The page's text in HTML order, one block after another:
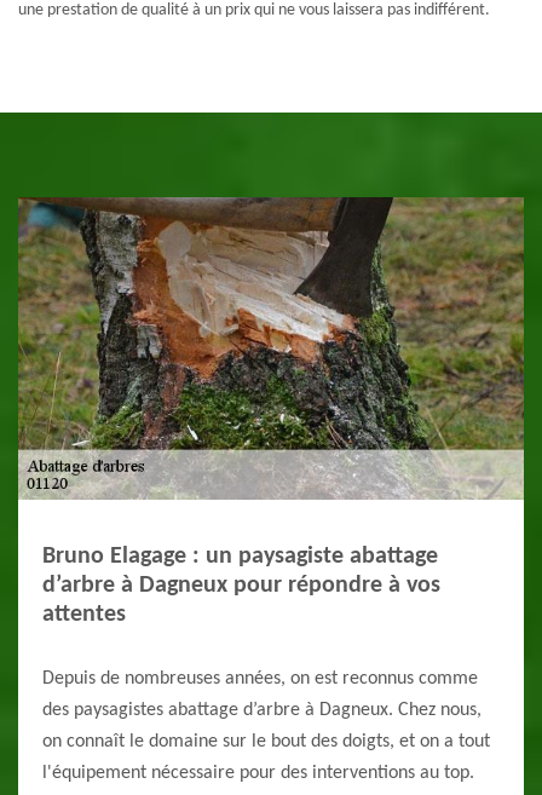
une prestation de qualité à un prix qui ne vous laissera pas indifférent.
Bruno Elagage : un paysagiste abattage
d’arbre à Dagneux pour répondre à vos
attentes
Depuis de nombreuses années, on est reconnus comme
des paysagistes abattage d’arbre à Dagneux. Chez nous,
on connaît le domaine sur le bout des doigts, et on a tout
l'équipement nécessaire pour des interventions au top.